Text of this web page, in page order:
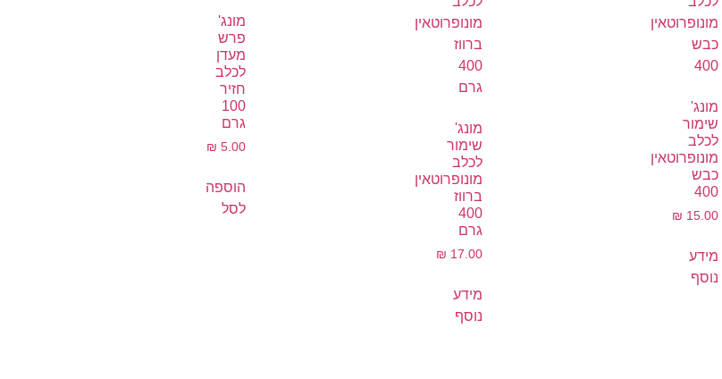
מונג'
שימור
לכלב
מונופרוטאין
כבש
400
₪ 15.00
מידע
נוסף
מונג'
שימור
לכלב
מונופרוטאין
ברווז
400
גרם
₪ 17.00
מידע
נוסף
מונג'
פרש
מעדן
לכלב
חזיר
100
גרם
₪ 5.00
הוספה
לסל